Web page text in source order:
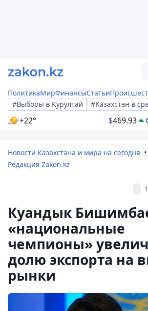
ПолитикаМирФинансыСтатьи
#Выборы в Курултай
#Казахстан в
+22° $469.93
Новости Казахстана и мира на сегодня
Редакция Zakon.kz
Куандык
«национальные
чемпионы»
долю экспорта на
рынки